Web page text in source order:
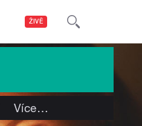
ŽIVĚ
Více…